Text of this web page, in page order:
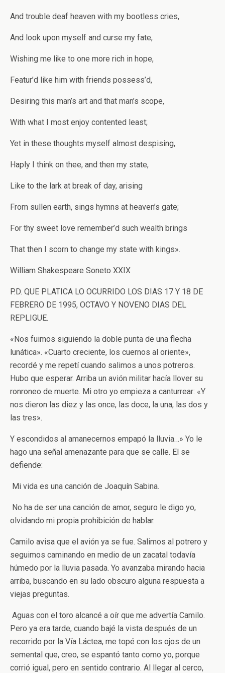
And trouble deaf heaven with my bootless cries,
And look upon myself and curse my fate,
Wishing me like to one more rich in hope,
Featur’d like him with friends possess’d,
Desiring this man’s art and that man’s scope,
With what I most enjoy contented least;
Yet in these thoughts myself almost despising,
Haply I think on thee, and then my state,
Like to the lark at break of day, arising
From sullen earth, sings hymns at heaven’s gate;
For thy sweet love remember’d such wealth brings
That then I scorn to change my state with kings».
William Shakespeare Soneto XXIX
P.D. QUE PLATICA LO OCURRIDO LOS DIAS 17 Y 18 DE
FEBRERO DE 1995, OCTAVO Y NOVENO DIAS DEL
REPLIGUE.
«Nos fuimos siguiendo la doble punta de una flecha
lunática». «Cuarto creciente, los cuernos al oriente»,
recordé y me repetí cuando salimos a unos potreros.
Hubo que esperar. Arriba un avión militar hacía llover su
ronroneo de muerte. Mi otro yo empieza a canturrear: «Y
nos dieron las diez y las once, las doce, la una, las dos y
las tres».
Y escondidos al amanecernos empapó la lluvia…» Yo le
hago una señal amenazante para que se calle. El se
defiende:
­ Mi vida es una canción de Joaquín Sabina.
­ No ha de ser una canción de amor, seguro ­le digo yo,
olvidando mi propia prohibición de hablar.
Camilo avisa que el avión ya se fue. Salimos al potrero y
seguimos caminando en medio de un zacatal todavía
húmedo por la lluvia pasada. Yo avanzaba mirando hacia
arriba, buscando en su lado obscuro alguna respuesta a
viejas preguntas.
­ Aguas con el toro ­alcancé a oír que me advertía Camilo.
Pero ya era tarde, cuando bajé la vista después de un
recorrido por la Vía Láctea, me topé con los ojos de un
semental que, creo, se espantó tanto como yo, porque
corrió igual, pero en sentido contrario. Al llegar al cerco,